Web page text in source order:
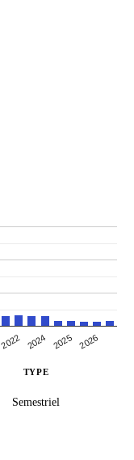
2022 2024 2025 2026
TYPE
Semestriel